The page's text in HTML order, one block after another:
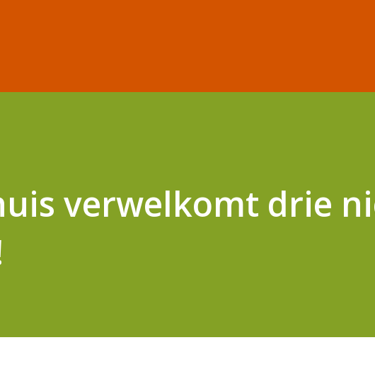
verwelkomt drie